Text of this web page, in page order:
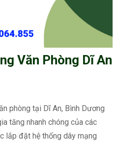
Văn Phòng Dĩ An
phòng tại Dĩ An, Bình Dương
tăng nhanh chóng của các
lắp đặt hệ thống dây mạng